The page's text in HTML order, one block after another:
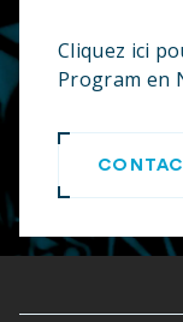
Cliquez ici
Program en